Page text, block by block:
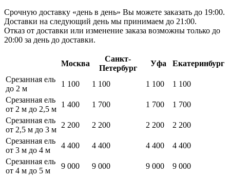
Срочную доставку «день в день» Вы можете заказать до 19:00.
Доставки на следующий день мы принимаем до 21:00.
Отказ от доставки или изменение заказа возможны только до
20:00 за день до доставки.
Москва
Санкт-
Петербург
Уфа
Екатеринбург
Срезанная ель
до 2 м
1 100 1 100 1 100
1 100
Срезанная ель
от 2 м до 2,5 м
1 400 1 700 1 700
1 700
Срезанная ель
от 2,5 м до 3 м
2 200 2 200 2 200
2 200
Срезанная ель
от 3 м до 4 м
4 400 4 400 4 400
4 400
Срезанная ель
от 4 м до 5 м
9 000 9 000 9 000
9 000